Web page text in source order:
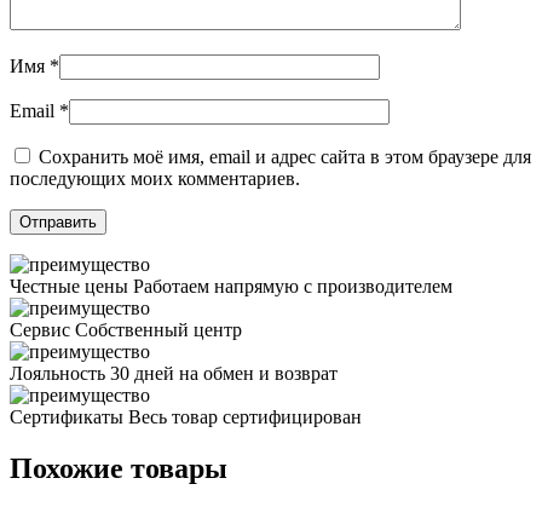
Имя *
Email *
Сохранить моё имя, email и адрес сайта в этом браузере для
последующих моих комментариев.
Честные цены Работаем напрямую с производителем
Сервис Собственный центр
Лояльность 30 дней на обмен и возврат
Сертификаты Весь товар сертифицирован
Похожие товары